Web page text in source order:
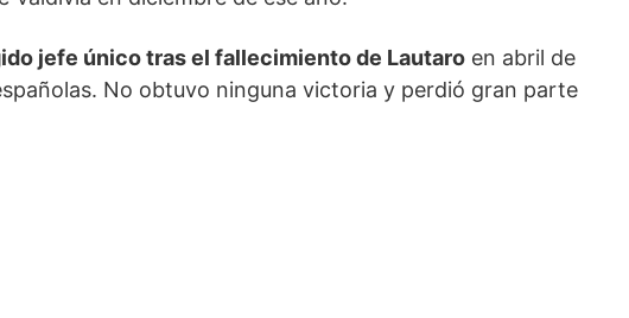
jefe único tras el fallecimiento de Lautaro en abril de
No obtuvo ninguna victoria y perdió gran parte